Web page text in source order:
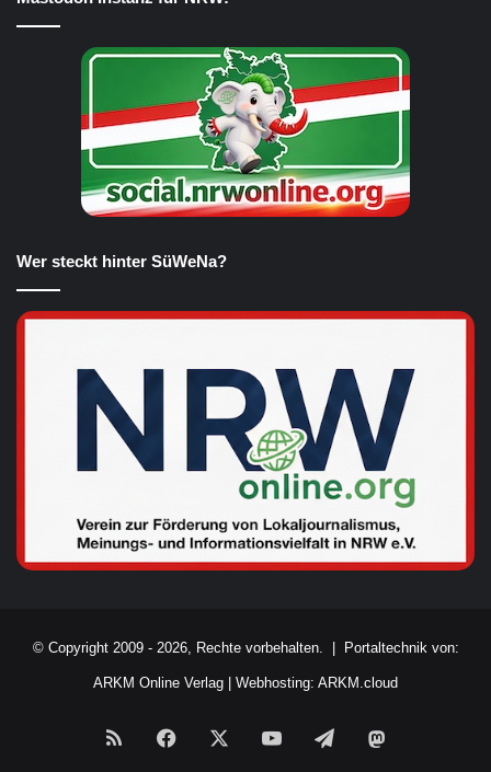
Wer steckt hinter SüWeNa?
© Copyright 2009 - 2026, Rechte vorbehalten. | Portaltechnik von:
ARKM Online Verlag Webhosting: ARKM.cloud
RSS Facebook YouTubeTelegram